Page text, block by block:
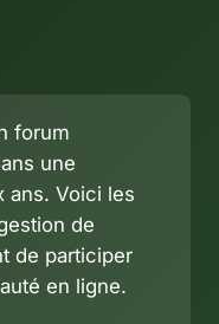
forum
une
ans. Voici les
de
de participer
en ligne.